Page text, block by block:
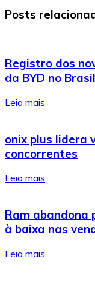
Posts
Registro dos
da BYD no Brasil
Leia mais
onix plus lidera
concorrentes
Leia mais
Ram abandona
à baixa nas
Leia mais